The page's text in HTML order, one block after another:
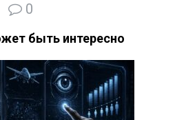
0
быть интересно